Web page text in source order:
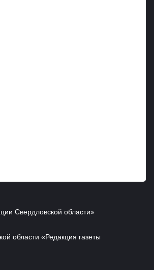
Свердловской области»
области «Редакция газеты